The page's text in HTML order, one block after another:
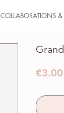
COLLABORATIONS
€3.00